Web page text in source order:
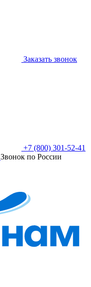
Заказать звонок
+7 (800) 301-52-41
Звонок по России